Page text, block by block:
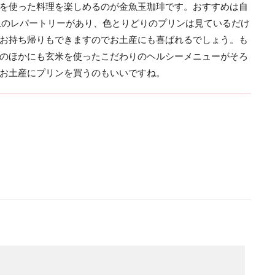
使った料理を楽しめるのが金魚玉珈琲です。おすすめは自
レパートリーがあり、色とりどりのプリンは見ているだけ
持ち帰りもできますのでお土産にも喜ばれるでしょう。も
ほかにも玄米を使ったこだわりのヘルシーメニューがそろ
産にプリンを買うのもいいですね。